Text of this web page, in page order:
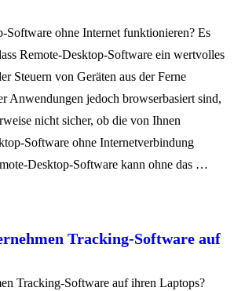
Software ohne Internet funktionieren? Es
Remote-Desktop-Software ein wertvolles
Steuern von Geräten aus der Ferne
Anwendungen jedoch browserbasiert sind,
nicht sicher, ob die von Ihnen
Software ohne Internetverbindung
Desktop-Software kann ohne das …
Tracking-Software auf
Tracking-Software auf ihren Laptops?